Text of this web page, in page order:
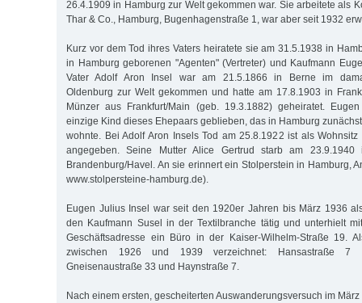
26.4.1909 in Hamburg zur Welt gekommen war. Sie arbeitete als
Thar & Co., Hamburg, Bugenhagenstraße 1, war aber seit 1932
Kurz vor dem Tod ihres Vaters heiratete sie am 31.5.1938 in
in Hamburg geborenen "Agenten" (Vertreter) und Kaufmann
Vater Adolf Aron Insel war am 21.5.1866 in Berne im
Oldenburg zur Welt gekommen und hatte am 17.8.1903 in
Münzer aus Frankfurt/Main (geb. 19.3.1882) geheiratet.
einzige Kind dieses Ehepaars geblieben, das in Hamburg
wohnte. Bei Adolf Aron Insels Tod am 25.8.1922 ist als
angegeben. Seine Mutter Alice Gertrud starb am 23.9.1940
Brandenburg/Havel. An sie erinnert ein Stolperstein in Hamburg,
www.stolpersteine-hamburg.de).
Eugen Julius Insel war seit den 1920er Jahren bis März 1936
den Kaufmann Susel in der Textilbranche tätig und unterhielt
Geschäftsadresse ein Büro in der Kaiser-Wilhelm-Straße 19.
zwischen 1926 und 1939 verzeichnet: Hansastraße 7
Gneisenaustraße 33 und Haynstraße 7.
Nach einem ersten, gescheiterten Auswanderungsversuch im